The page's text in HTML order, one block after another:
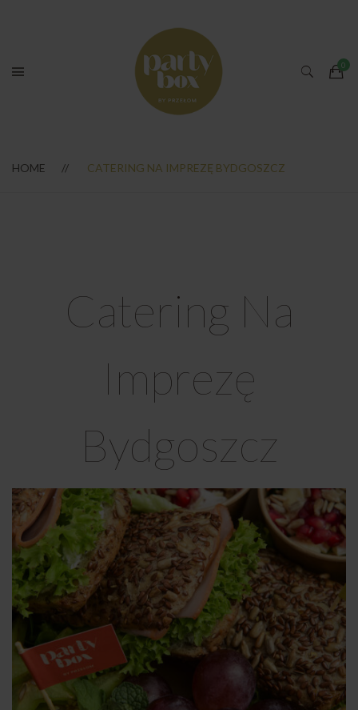
HOME CATERING NA IMPREZĘ BYDGOSZCZ
Catering Na
Imprezę
Bydgoszcz